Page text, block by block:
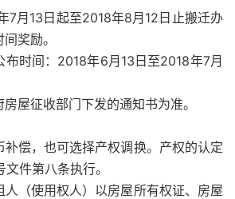
7月13日起至2018年8月12日止搬迁办
奖励。
布时间：2018年6月13日至2018年7月
屋征收部门下发的通知书为准。
偿，也可选择产权调换。产权的认定
件第八条执行。
（使用权人）以房屋所有权证、房屋